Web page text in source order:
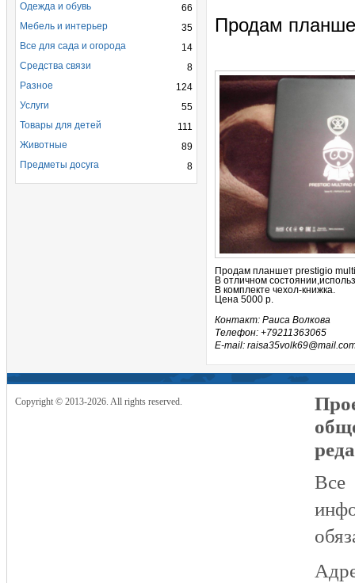
Продам
Продам планшет prestigio
В отличном
В комплекте чехол-книжка.
Цена 5000 р.
Контакт: Раиса Волкова
Телефон: +79211363065
E-mail:
66
Одежда и обувь
35
Мебель и интерьер
14
Все для сада и огорода
8
Средства связи
124
Разное
55
Услуги
111
Товары для детей
89
Животные
8
Предметы досуга
Copyright © 2013-2026. All rights reserved.